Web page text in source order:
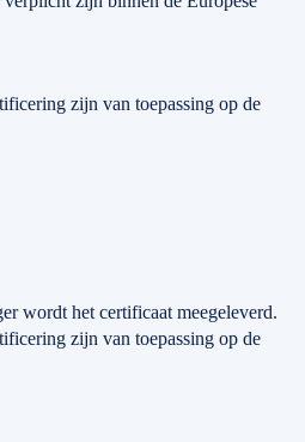
zijn van toepassing op de
wordt het certificaat meegeleverd.
zijn van toepassing op de